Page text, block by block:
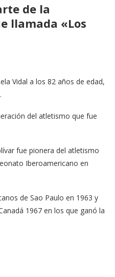
de la
llamada «Los
Vidal a los 82 años de edad,
del atletismo que fue
fue pionera del atletismo
Iberoamericano en
de Sao Paulo en 1963 y
1967 en los que ganó la